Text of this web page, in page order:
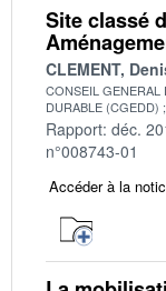
Site classé
CLEMENT,
CONSEIL GENERAL
DURABLE (CGEDD)
Rapport: déc.
n°008743-01
Accéder à la